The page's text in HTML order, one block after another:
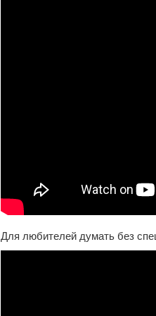
Для любителей думать без